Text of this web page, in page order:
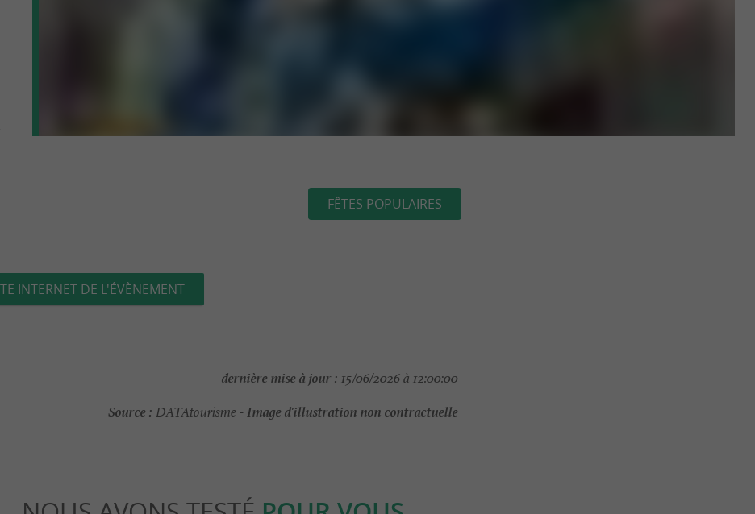
FÊTES POPULAIRES
INTERNET DE L'ÉVÈNEMENT
dernière mise à jour : 15/06/2026 à 12:00:00
Source : DATAtourisme -Image d'illustration non contractuelle